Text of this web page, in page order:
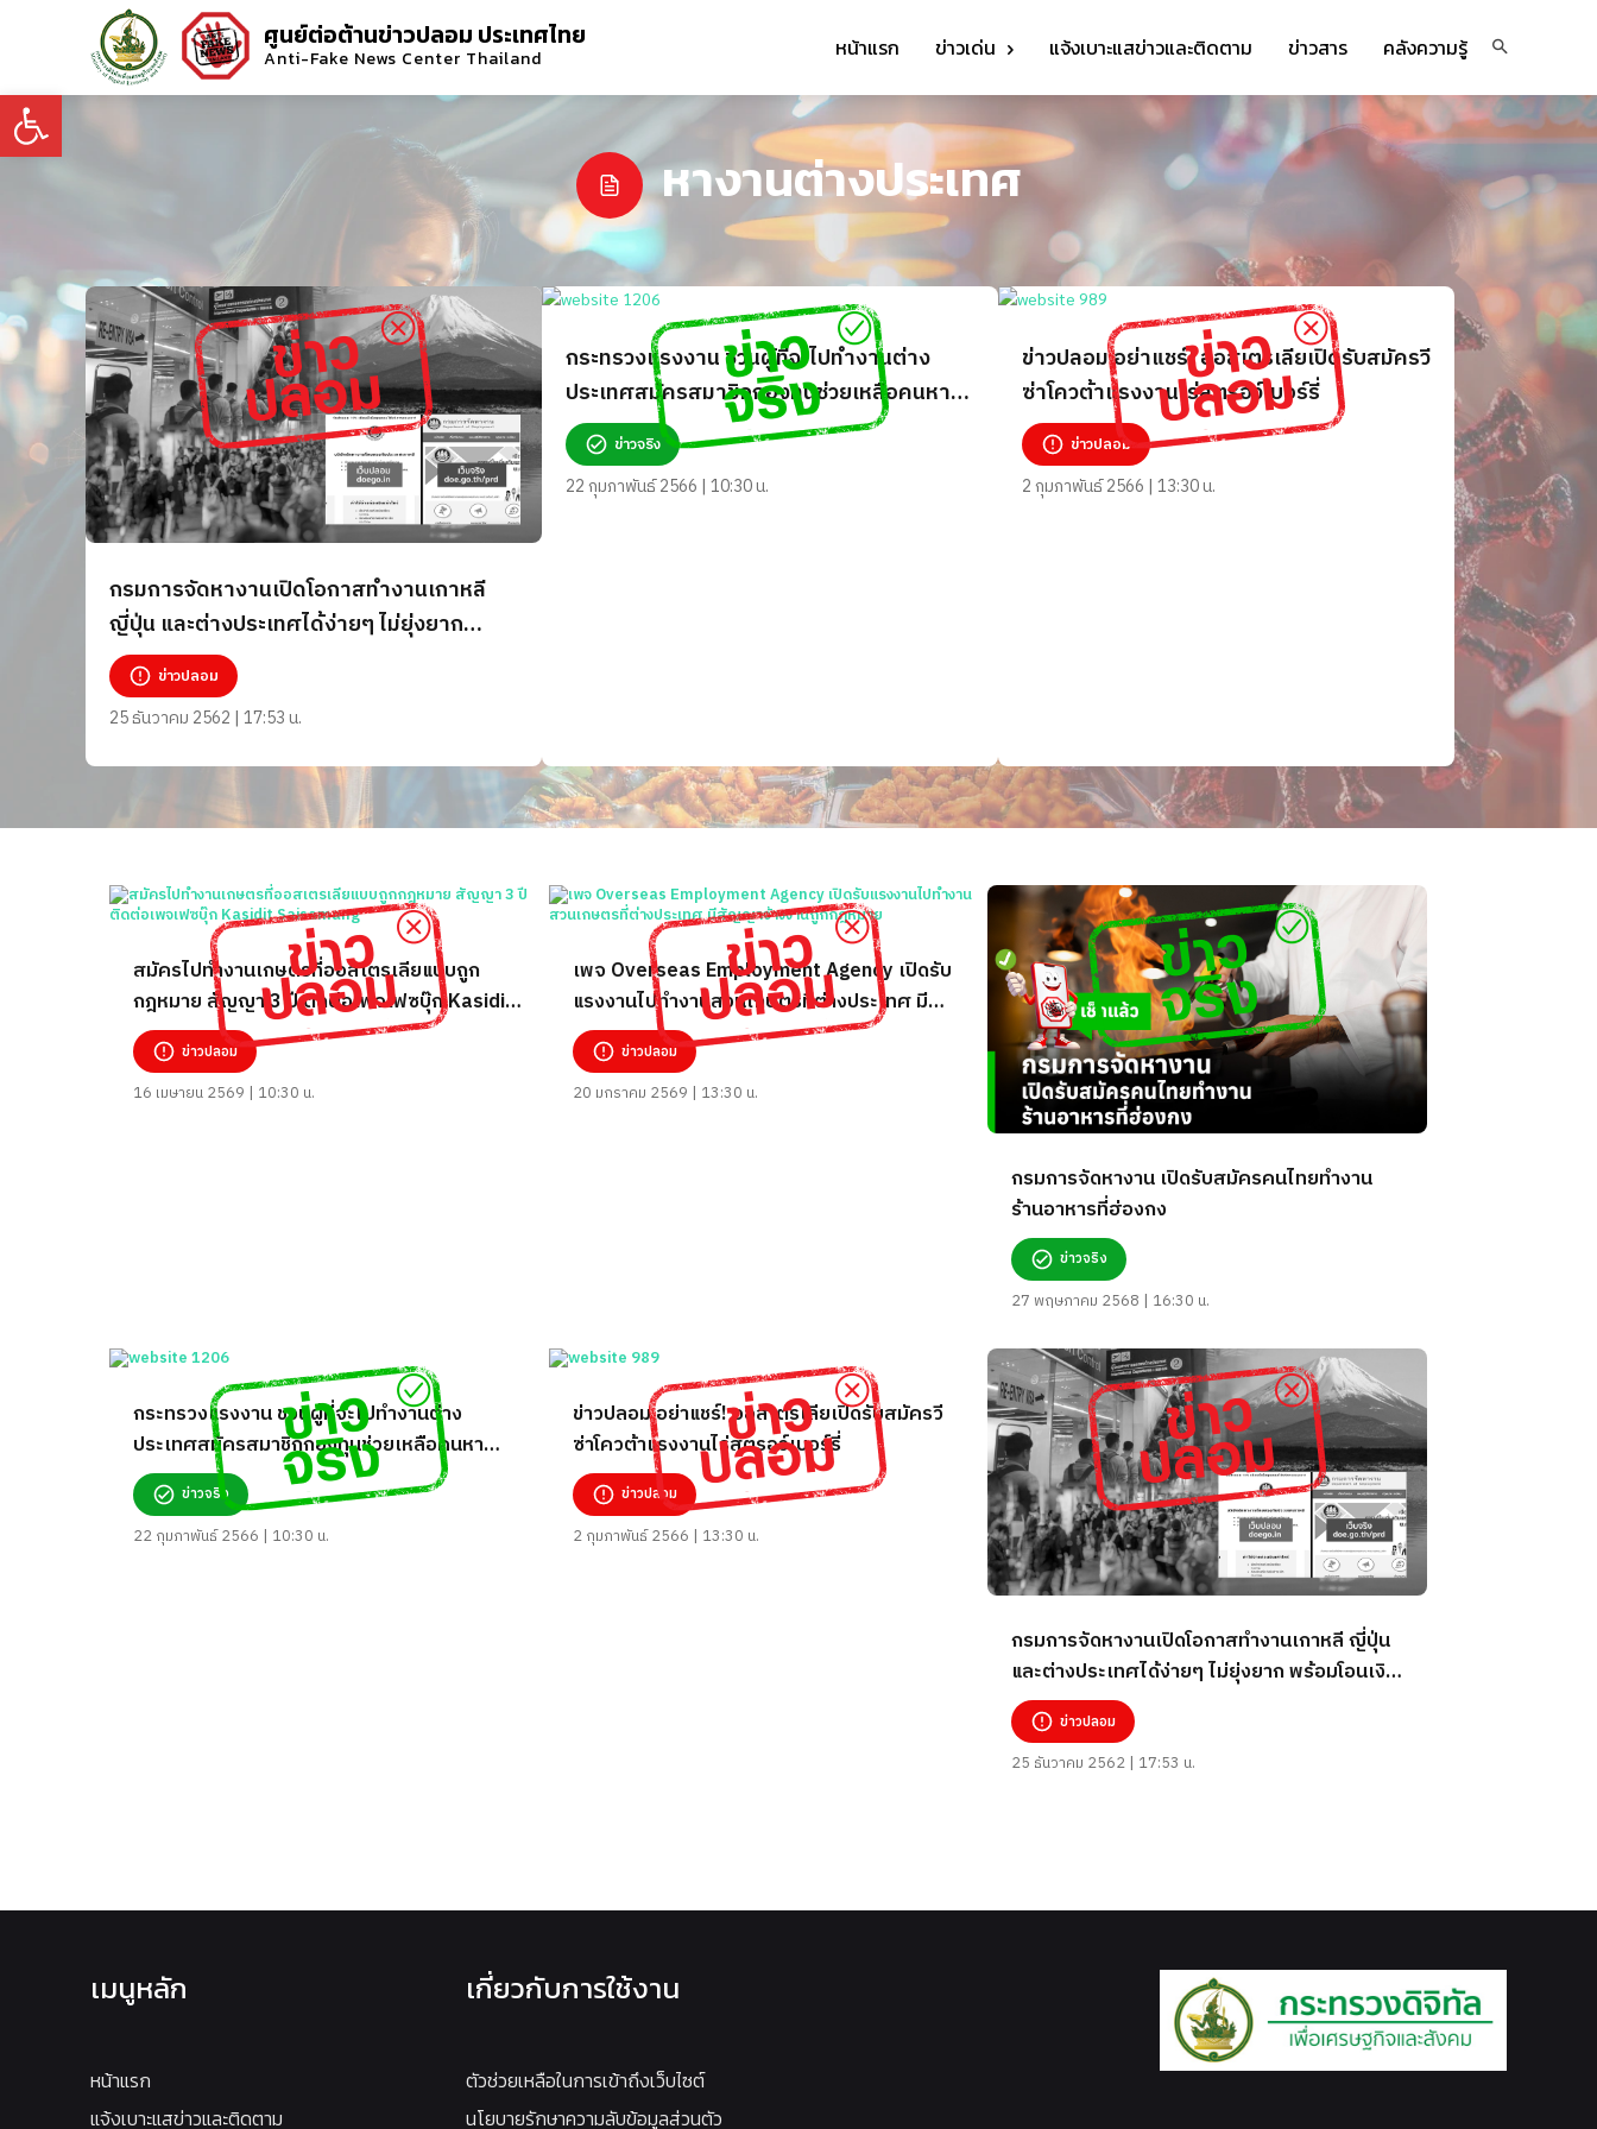
Open toolbar
ศูนย์ต่อต้านข่าวปลอม ประเทศไทย
Anti-Fake News Center Thailand หน้าแรก ข่าวเด่น แจ้งเบาะแสข่าวและติดตาม ข่าวสาร คลังความรู้
หางานต่างประเทศ
กรมการจัดหางานเปิดโอกาสทำงานเกาหลี
ญี่ปุ่น และต่างประเทศได้ง่ายๆ ไม่ยุ่งยาก
พร้อมโอนเงินเพื่อจองสิทธิ์ ข่าวปลอม หลอก
ลวงประชาชน อย่าหลงเชื่อ!!
ข่าวปลอม
25 ธันวาคม 2562 | 17:53 น.
กระทรวงแรงงาน ชวนผู้ที่จะไปทำงานต่าง
ประเทศสมัครสมาชิกกองทุนช่วยเหลือคนหา
งานฯ ผ่าน Smart TOEA จริงหรือ?
ข่าวจริง
22 กุมภาพันธ์ 2566 | 10:30 น.
ข่าวปลอม อย่าแชร์! ออสเตรเลียเปิดรับสมัครวี
ซ่าโควต้าแรงงานไร่สตรอว์เบอร์รี่
ข่าวปลอม
2 กุมภาพันธ์ 2566 | 13:30 น.
สมัครไปทำงานเกษตรที่ออสเตรเลียแบบถูก
กฎหมาย สัญญา 3 ปี ติดต่อเพจเฟซบุ๊ก Kasidit
Saisamang
ข่าวปลอม
16 เมษายน 2569 | 10:30 น.
เพจ Overseas Employment Agency เปิดรับ
แรงงานไปทำงานสวนเกษตรที่ต่างประเทศ มี
สัญญาจ้างงานถูกกฎหมาย
ข่าวปลอม
20 มกราคม 2569 | 13:30 น.
กรมการจัดหางาน เปิดรับสมัครคนไทยทำงาน
ร้านอาหารที่ฮ่องกง
ข่าวจริง
27 พฤษภาคม 2568 | 16:30 น.
กระทรวงแรงงาน ชวนผู้ที่จะไปทำงานต่าง
ประเทศสมัครสมาชิกกองทุนช่วยเหลือคนหา
งานฯ ผ่าน Smart TOEA จริงหรือ?
ข่าวจริง
22 กุมภาพันธ์ 2566 | 10:30 น.
ข่าวปลอม อย่าแชร์! ออสเตรเลียเปิดรับสมัครวี
ซ่าโควต้าแรงงานไร่สตรอว์เบอร์รี่
ข่าวปลอม
2 กุมภาพันธ์ 2566 | 13:30 น.
กรมการจัดหางานเปิดโอกาสทำงานเกาหลี ญี่ปุ่น
และต่างประเทศได้ง่ายๆ ไม่ยุ่งยาก พร้อมโอนเงิน
เพื่อจองสิทธิ์ ข่าวปลอม หลอกลวงประชาชน อย่า
หลงเชื่อ!!ข่าวปลอม
25 ธันวาคม 2562 | 17:53 น.
เมนูหลัก
หน้าแรก
แจ้งเบาะแสข่าวและติดตาม
เกี่ยวกับการใช้งาน
ตัวช่วยเหลือในการเข้าถึงเว็บไซต์
นโยบายรักษาความลับข้อมูลส่วนตัว